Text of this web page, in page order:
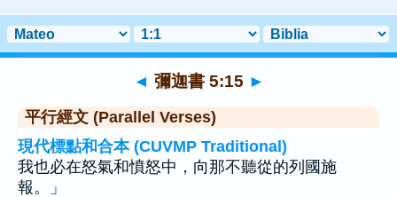
◄ 彌迦書 5:15 ►
平行經文 (Parallel Verses)
現代標點和合本 (CUVMP Traditional)
我也必在怒氣和憤怒中，向那不聽從的列國施
報。」